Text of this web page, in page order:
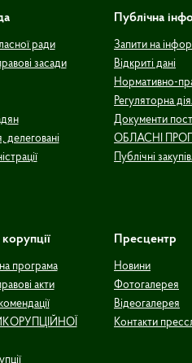
ради
засади
делеговані
Публічна
Запити на
Відкриті дані
Нормативно-
Регуляторна
Документи
ОБЛАСНІ
Публічні
програма
акти
Пресцентр
Новини
Фотогалерея
Відеогалерея
Контакти